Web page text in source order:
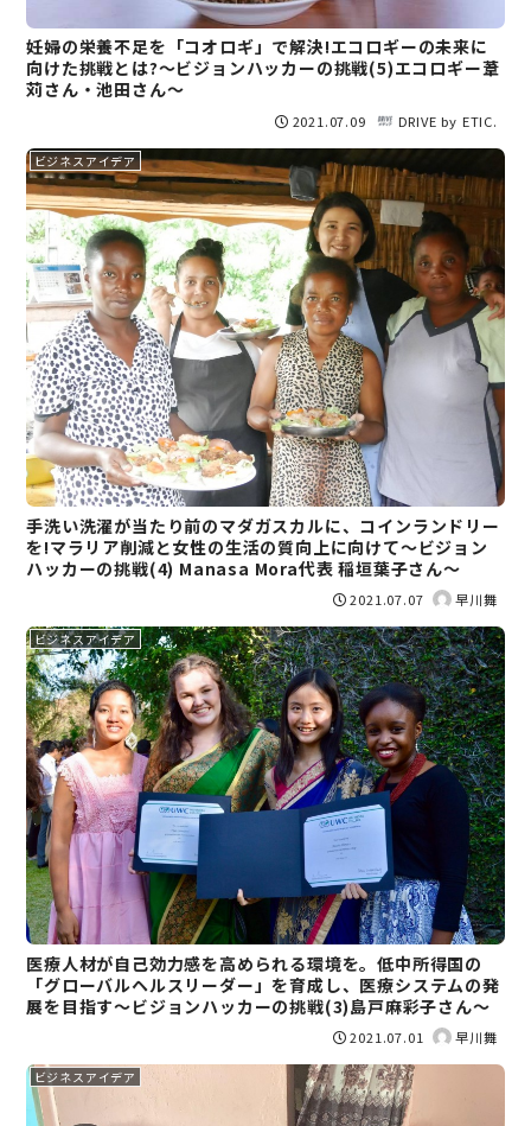
妊婦の栄養不足を「コオロギ」で解決!エコロギーの未来に
向けた挑戦とは?～ビジョンハッカーの挑戦(5)エコロギー葦
苅さん・池田さん～
2021.07.09 DRIVE by ETIC.
ビジネスアイデア
手洗い洗濯が当たり前のマダガスカルに、コインランドリー
を!マラリア削減と女性の生活の質向上に向けて～ビジョン
ハッカーの挑戦(4) Manasa Mora代表 稲垣葉子さん～
2021.07.07 早川舞
ビジネスアイデア
医療人材が自己効力感を高められる環境を。低中所得国の
「グローバルヘルスリーダー」を育成し、医療システムの発
展を目指す～ビジョンハッカーの挑戦(3)島戸麻彩子さん～
2021.07.01 早川舞
ビジネスアイデア